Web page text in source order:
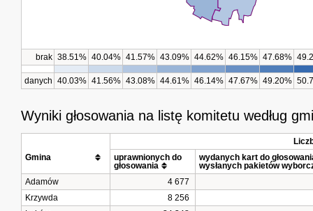
brak 38.51% 40.04% 41.57% 43.09% 44.62% 46.15% 47.68%
danych 40.03% 41.56% 43.08% 44.61% 46.14% 47.67% 49.20%
Wyniki głosowania na listę komitetu według
uprawnionych do
głosowania
wydanych kart do
wysłanych pakietów
Adamów
4 677
Krzywda
8 256